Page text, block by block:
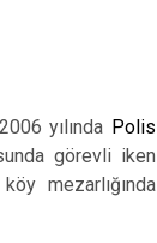
yılında Polis
görevli iken
mezarlığında